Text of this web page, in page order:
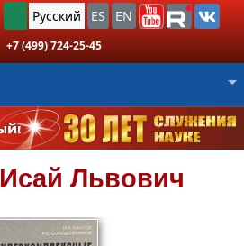
Русский ES EN
+7 (499) 724-25-45
Исай Львович